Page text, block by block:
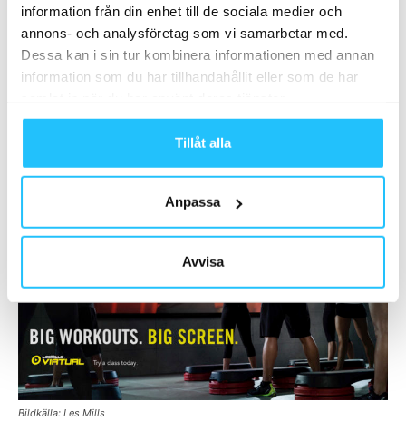
information från din enhet till de sociala medier och
annons- och analysföretag som vi samarbetar med.
Dessa kan i sin tur kombinera informationen med annan
information som du har tillhandahållit eller som de har
Tillåt alla
Anpassa
Avvisa
medlemskap som binder kunder tidmässigt. Jämför t ex
medNetflixdär du konsumerar när du vill, hur du vill samt
har möjligheten att hoppa av eller på tjänsten när som
helst. Flexibilitet. Har du en produkt som är tillräckligt bra
behöver du inte låsa in kunderna, de kommer att stanna
ändå. Annars behöver du skapa en bättre produkt eller
Bildkälla: Les Mills